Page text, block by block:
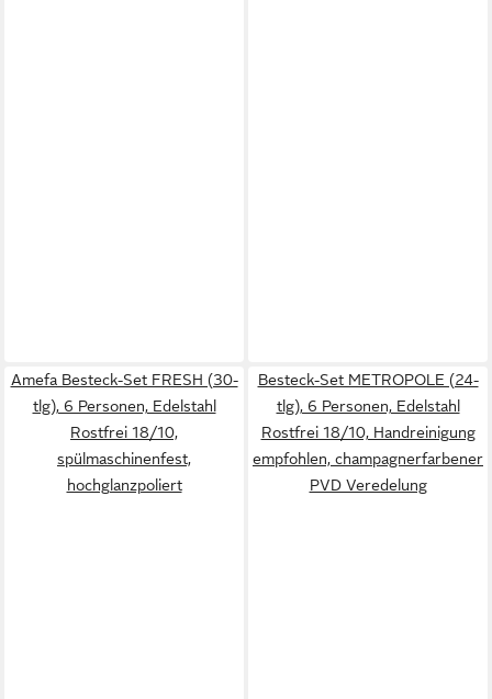
Amefa Besteck-Set FRESH (30-
tlg), 6 Personen, Edelstahl
Rostfrei 18/10,
spülmaschinenfest,
hochglanzpoliert
Besteck-Set METROPOLE (24-
tlg), 6 Personen, Edelstahl
Rostfrei 18/10, Handreinigung
empfohlen, champagnerfarbener
PVD Veredelung